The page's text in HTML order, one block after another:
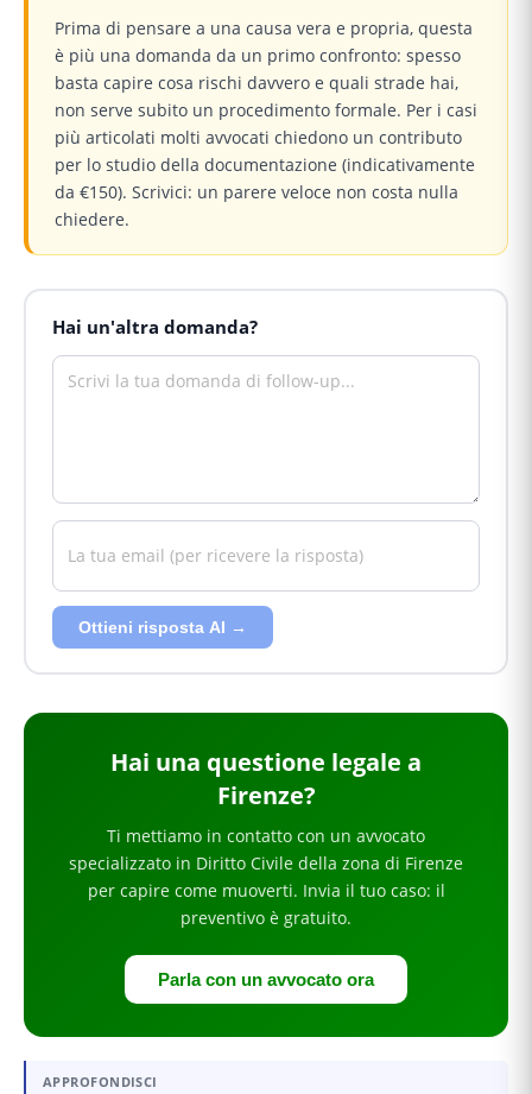
Prima di pensare a una causa vera e propria, questa
è più una domanda da un primo confronto: spesso
basta capire cosa rischi davvero e quali strade hai,
non serve subito un procedimento formale. Per i casi
più articolati molti avvocati chiedono un contributo
per lo studio della documentazione (indicativamente
da €150). Scrivici: un parere veloce non costa nulla
chiedere.
Hai un'altra domanda?
Ottieni risposta AI →
Hai una questione legale a
Firenze?
Ti mettiamo in contatto con un avvocato
specializzato in Diritto Civile della zona di Firenze
per capire come muoverti. Invia il tuo caso: il
preventivo è gratuito.
Parla con un avvocato ora
APPROFONDISCI